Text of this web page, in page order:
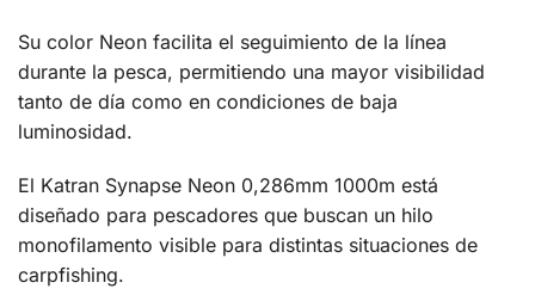
Su color Neon facilita el seguimiento de la línea
durante la pesca, permitiendo una mayor visibilidad
tanto de día como en condiciones de baja
luminosidad.
El Katran Synapse Neon 0,286mm 1000m está
diseñado para pescadores que buscan un hilo
monofilamento visible para distintas situaciones de
carpfishing.